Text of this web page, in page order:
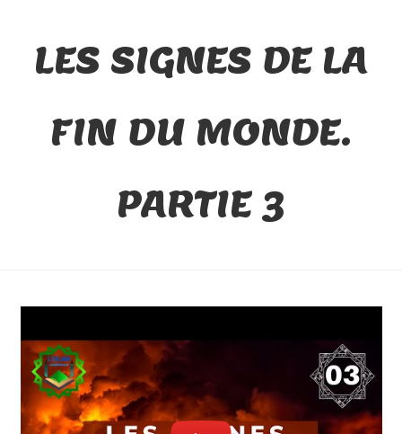
LES SIGNES DE LA
FIN DU MONDE.
PARTIE 3